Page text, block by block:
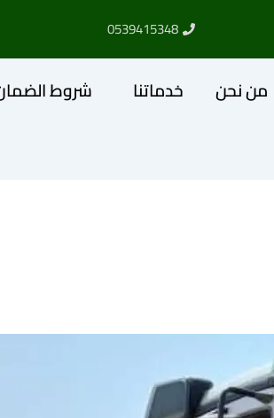
0539415348
من نحن خدماتنا شروط